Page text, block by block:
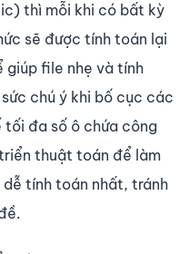
thì mỗi khi có bất kỳ
sẽ được tính toán lại
file nhẹ và tính
chú ý khi bố cục các
tối đa số ô chứa công
thuật toán để làm
tính toán nhất, tránh